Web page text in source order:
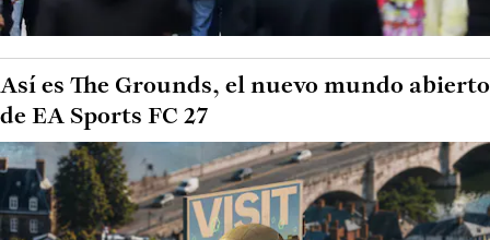
Así es The Grounds, el nuevo mundo abierto
de EA Sports FC 27